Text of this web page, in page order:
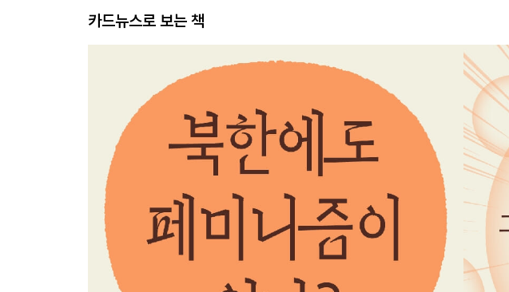
카드뉴스로 보는 책